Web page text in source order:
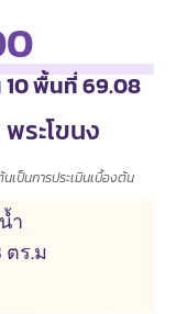
พื้นที่ 69.08
ระโขนง
เป็นการประเมินเบื้องต้น
ำ
ตร.ม